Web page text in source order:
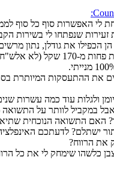
שנפתחו לי בשירות
שנים הן הכפילו את גודלן, נתון
שקל (לא אלש"ח).
את ההתעסקות המיותרת
ולגלות עוד כמה עשרות
אבל במקביל לוותר על
האם התשואה הנוכחית
ישתלם? לדעתכם
את הרווח?
כלשהו שימחק לי את כל